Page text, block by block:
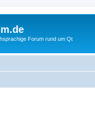
Forum rund um Qt